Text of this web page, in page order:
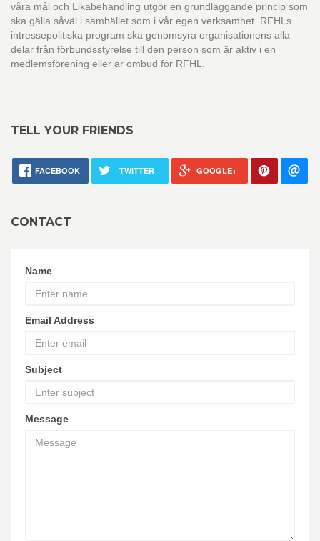
våra mål och Likabehandling utgör en grundläggande princip som
ska gälla såväl i samhället som i vår egen verksamhet. RFHLs
intressepolitiska program ska genomsyra organisationens alla
delar från förbundsstyrelse till den person som är aktiv i en
medlemsförening eller är ombud för RFHL.
TELL YOUR FRIENDS
FACEBOOK TWITTER GOOGLE+
CONTACT
Name
Email Address
Subject
Message